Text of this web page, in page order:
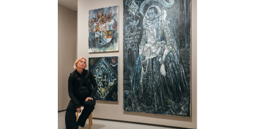
TOURS & EVENTS
OVER
PARTNERS
TICKETSNL|EN